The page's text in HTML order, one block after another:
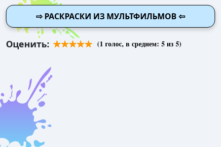
⇨ РАСКРАСКИ ИЗ МУЛЬТФИЛЬМОВ ⇦
Оценить: (1 голос, в среднем: 5из 5)